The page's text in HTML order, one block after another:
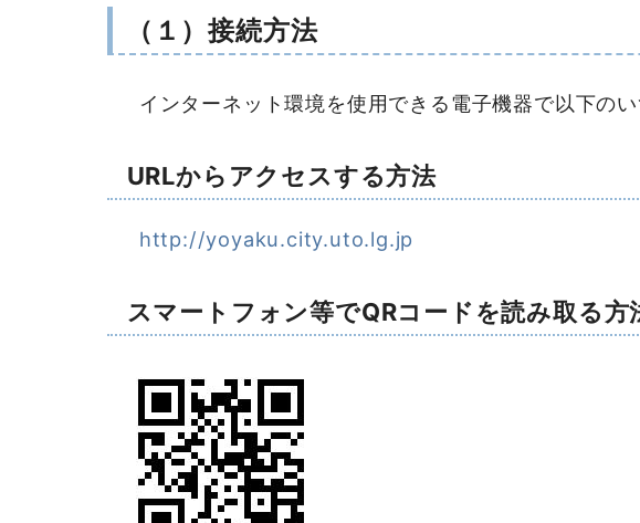
（１）接続方法
インターネット環境を使用できる電子機器で以下のい
URLからアクセスする方法
http://yoyaku.city.uto.lg.jp
スマートフォン等でQRコードを読み取る方